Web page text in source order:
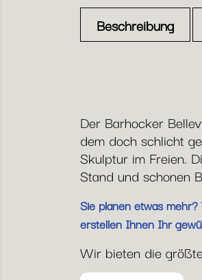
Beschreibung
Der Barhocker
dem doch schlicht
Skulptur im Freien.
Stand und schonen
Sie planen etwas
erstellen Ihnen Ihr
Wir bieten die